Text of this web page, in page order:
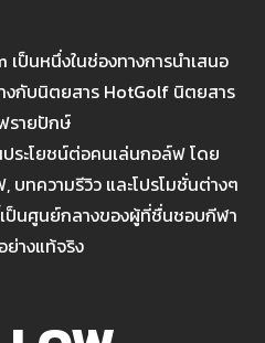
ป็นหนึ่งในช่องทางการนำเสนอ
งกับนิตยสาร HotGolf นิตยสาร
รายปักษ์
ระโยชน์ต่อคนเล่นกอล์ฟ โดย
บทความรีวิว และโปรโมชั่นต่างๆ
ป็นศูนย์กลางของผู้ที่ชื่นชอบกีฬา
างแท้จริง